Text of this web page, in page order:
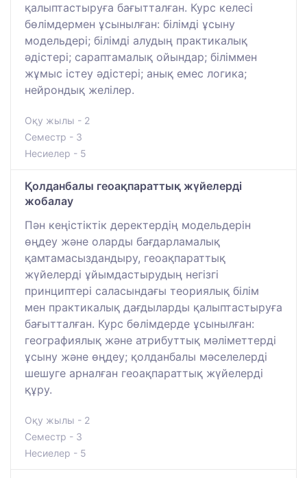
қалыптастыруға бағытталған. Курс келесі
бөлімдермен ұсынылған: білімді ұсыну
модельдері; білімді алудың практикалық
әдістері; сараптамалық ойындар; біліммен
жұмыс істеу әдістері; анық емес логика;
нейрондық желілер.
Оқу жылы - 2
Семестр - 3
Несиелер - 5
Қолданбалы геоақпараттық жүйелерді
жобалау
Пән кеңістіктік деректердің модельдерін
өңдеу және оларды бағдарламалық
қамтамасыздандыру, геоақпараттық
жүйелерді ұйымдастырудың негізгі
принциптері саласындағы теориялық білім
мен практикалық дағдыларды қалыптастыруға
бағытталған. Курс бөлімдерде ұсынылған:
географиялық және атрибуттық мәліметтерді
ұсыну және өңдеу; қолданбалы мәселелерді
шешуге арналған геоақпараттық жүйелерді
құру.
Оқу жылы - 2
Семестр - 3
Несиелер - 5